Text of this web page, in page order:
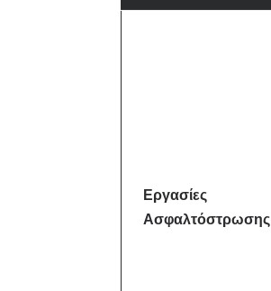
Εργασίες
Ασφαλτόστρωσης